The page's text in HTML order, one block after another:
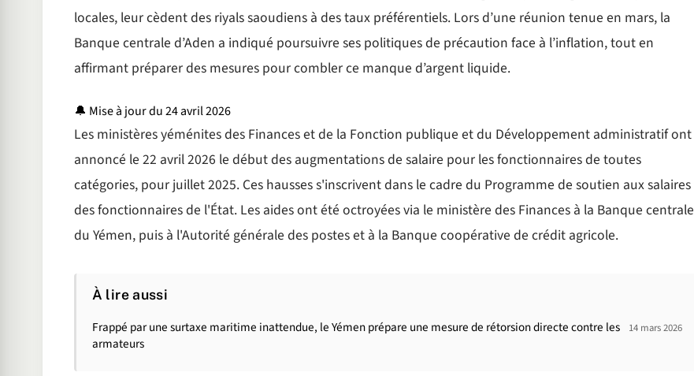
locales, leur cèdent des riyals saoudiens à des taux préférentiels. Lors d’une réunion tenue en mars, la
Banque centrale d’Aden a indiqué poursuivre ses politiques de précaution face à l’inflation, tout en
affirmant préparer des mesures pour combler ce manque d’argent liquide.
🔔 Mise à jour du 24 avril 2026
Les ministères yéménites des Finances et de la Fonction publique et du Développement administratif ont
annoncé le 22 avril 2026 le début des augmentations de salaire pour les fonctionnaires de toutes
catégories, pour juillet 2025. Ces hausses s'inscrivent dans le cadre du Programme de soutien aux salaires
des fonctionnaires de l'État. Les aides ont été octroyées via le ministère des Finances à la Banque centrale
du Yémen, puis à l'Autorité générale des postes et à la Banque coopérative de crédit agricole.
À lire aussi
Frappé par une surtaxe maritime inattendue, le Yémen prépare une mesure de rétorsion directe contre les
armateurs
14 mars 2026